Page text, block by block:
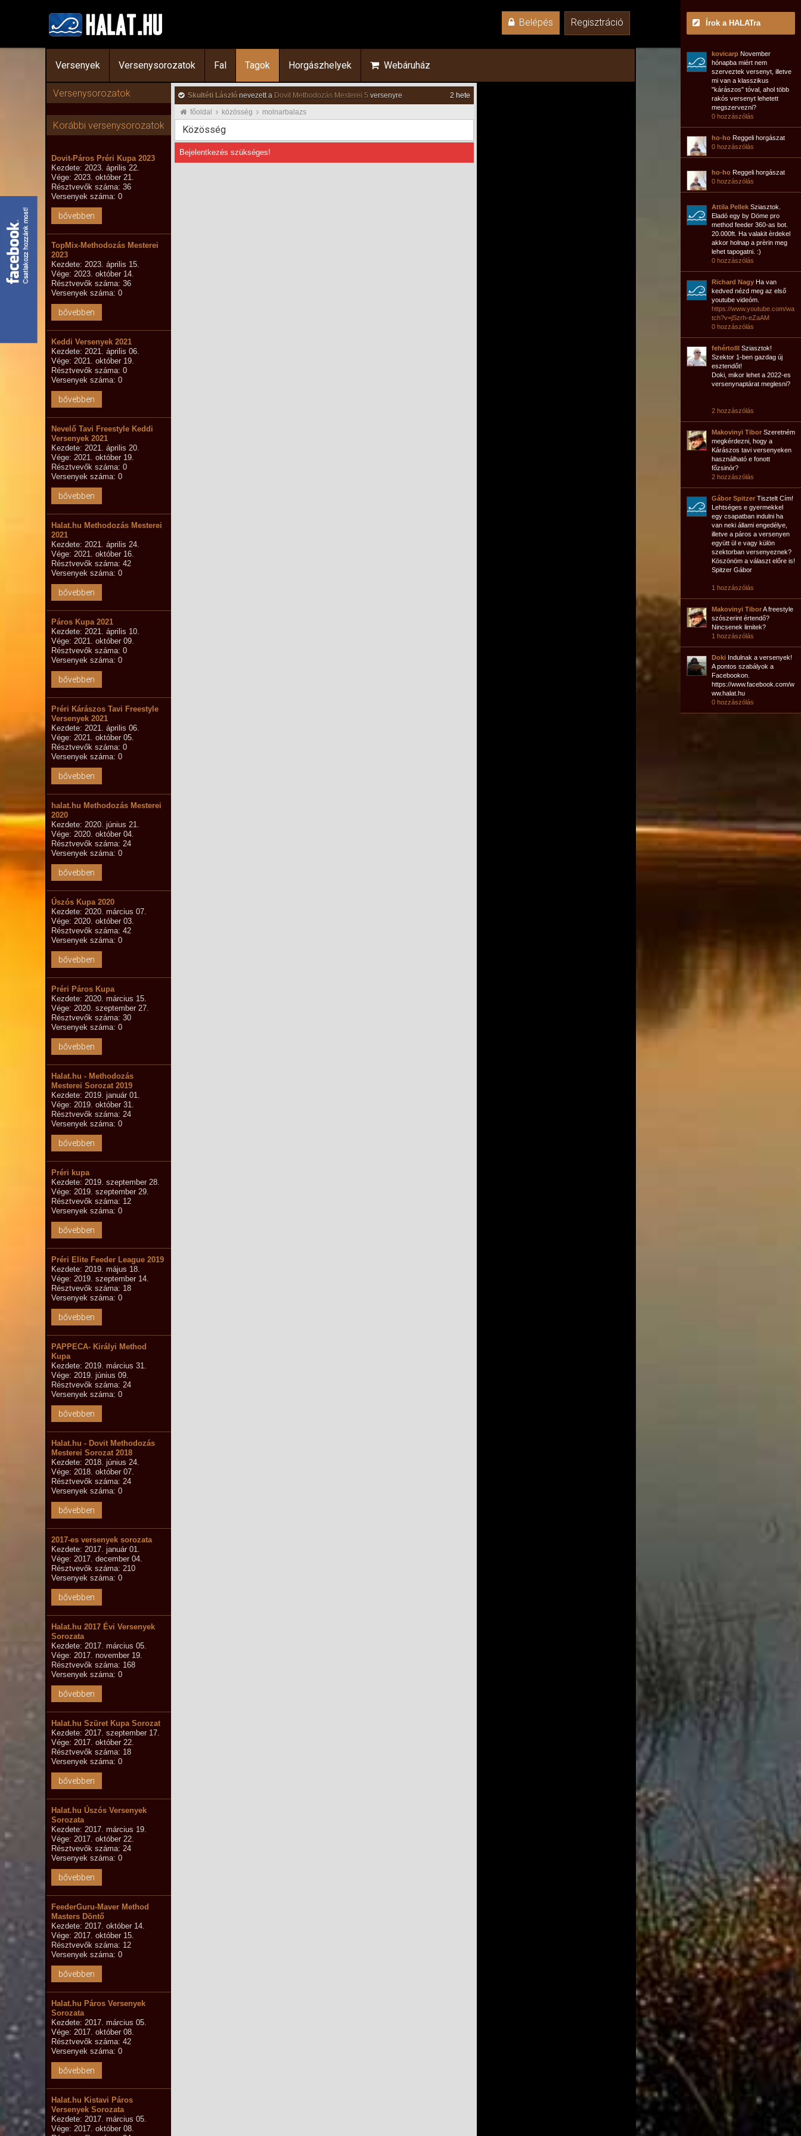
Belépés Regisztráció
Versenyek Versenysorozatok Fal Tagok Horgászhelyek Webáruház
Versenysorozatok
Korábbi versenysorozatok
Dovit-Páros Préri Kupa 2023
Kezdete: 2023. április 22.
Vége: 2023. október 21.
Résztvevők száma: 36
Versenyek száma: 0
bővebben
TopMix-Methodozás Mesterei
2023
Kezdete: 2023. április 15.
Vége: 2023. október 14.
Résztvevők száma: 36
Versenyek száma: 0
bővebben
Keddi Versenyek 2021
Kezdete: 2021. április 06.
Vége: 2021. október 19.
Résztvevők száma: 0
Versenyek száma: 0
bővebben
Nevelő Tavi Freestyle Keddi
Versenyek 2021
Kezdete: 2021. április 20.
Vége: 2021. október 19.
Résztvevők száma: 0
Versenyek száma: 0
bővebben
Halat.hu Methodozás Mesterei
2021
Kezdete: 2021. április 24.
Vége: 2021. október 16.
Résztvevők száma: 42
Versenyek száma: 0
bővebben
Páros Kupa 2021
Kezdete: 2021. április 10.
Vége: 2021. október 09.
Résztvevők száma: 0
Versenyek száma: 0
bővebben
Préri Kárászos Tavi Freestyle
Versenyek 2021
Kezdete: 2021. április 06.
Vége: 2021. október 05.
Résztvevők száma: 0
Versenyek száma: 0
bővebben
halat.hu Methodozás Mesterei
2020
Kezdete: 2020. június 21.
Vége: 2020. október 04.
Résztvevők száma: 24
Versenyek száma: 0
bővebben
Úszós Kupa 2020
Kezdete: 2020. március 07.
Vége: 2020. október 03.
Résztvevők száma: 42
Versenyek száma: 0
bővebben
Préri Páros Kupa
Kezdete: 2020. március 15.
Vége: 2020. szeptember 27.
Résztvevők száma: 30
Versenyek száma: 0
bővebben
Halat.hu - Methodozás
Mesterei Sorozat 2019
Kezdete: 2019. január 01.
Vége: 2019. október 31.
Résztvevők száma: 24
Versenyek száma: 0
bővebben
Préri kupa
Kezdete: 2019. szeptember 28.
Vége: 2019. szeptember 29.
Résztvevők száma: 12
Versenyek száma: 0
bővebben
Préri Elite Feeder League 2019
Kezdete: 2019. május 18.
Vége: 2019. szeptember 14.
Résztvevők száma: 18
Versenyek száma: 0
bővebben
PAPPECA- Királyi Method
Kupa
Kezdete: 2019. március 31.
Vége: 2019. június 09.
Résztvevők száma: 24
Versenyek száma: 0
bővebben
Halat.hu - Dovit Methodozás
Mesterei Sorozat 2018
Kezdete: 2018. június 24.
Vége: 2018. október 07.
Résztvevők száma: 24
Versenyek száma: 0
bővebben
2017-es versenyek sorozata
Kezdete: 2017. január 01.
Vége: 2017. december 04.
Résztvevők száma: 210
Versenyek száma: 0
bővebben
Halat.hu 2017 Évi Versenyek
Sorozata
Kezdete: 2017. március 05.
Vége: 2017. november 19.
Résztvevők száma: 168
Versenyek száma: 0
bővebben
Halat.hu Szüret Kupa Sorozat
Kezdete: 2017. szeptember 17.
Vége: 2017. október 22.
Résztvevők száma: 18
Versenyek száma: 0
bővebben
Halat.hu Úszós Versenyek
Sorozata
Kezdete: 2017. március 19.
Vége: 2017. október 22.
Résztvevők száma: 24
Versenyek száma: 0
bővebben
FeederGuru-Maver Method
Masters Döntő
Kezdete: 2017. október 14.
Vége: 2017. október 15.
Résztvevők száma: 12
Versenyek száma: 0
bővebben
Halat.hu Páros Versenyek
Sorozata
Kezdete: 2017. március 05.
Vége: 2017. október 08.
Résztvevők száma: 42
Versenyek száma: 0
bővebben
Halat.hu Kistavi Páros
Versenyek Sorozata
Kezdete: 2017. március 05.
Vége: 2017. október 08.
Skultéti Lászlónevezett a Dovit Methodozás Mesterei 5 versenyre
2 hete
főoldal
közösség molnarbalazs
Közösség
Bejelentkezés szükséges!
Írok a HALATra
kovicarp November
hónapba miért nem
szerveztek versenyt, illetve
mi van a klasszikus
"kárászos" tóval, ahol több
rakós versenyt lehetett
megszervezni?
0 hozzászólás
ho-ho Reggeli horgászat
0 hozzászólás
ho-ho Reggeli horgászat
0 hozzászólás
Attila Pellek Sziasztok.
Eladó egy by Döme pro
method feeder 360-as bot.
20.000ft. Ha valakit èrdekel
akkor holnap a prèrin meg
lehet tapogatni. :)
0 hozzászólás
Richard Nagy Ha van
kedved nézd meg az első
youtube videóm.
https://www.youtube.com/wa
tch?v=jSzrh-eZaAM
0 hozzászólás
fehértolll Sziasztok!
Szektor 1-ben gazdag új
esztendőt!
Doki, mikor lehet a 2022-es
versenynaptárat meglesni?
2 hozzászólás
Makovinyi Tibor Szeretném
megkérdezni, hogy a
Kárászos tavi versenyeken
használható e fonott
főzsinór?
2 hozzászólás
Gábor Spitzer Tisztelt Cím!
Lehtséges e gyermekkel
egy csapatban indulni ha
van neki állami engedélye,
illetve a páros a versenyen
együtt ül e vagy külön
szektorban versenyeznek?
Köszönöm a választ előre is!
Spitzer Gábor
1 hozzászólás
Makovinyi TiborA freestyle
szószerint értendő?
Nincsenek limitek?
1 hozzászólás
Doki Indulnak a versenyek!
A pontos szabályok a
Facebookon.
https://www.facebook.com/w
ww.halat.hu
0 hozzászólás